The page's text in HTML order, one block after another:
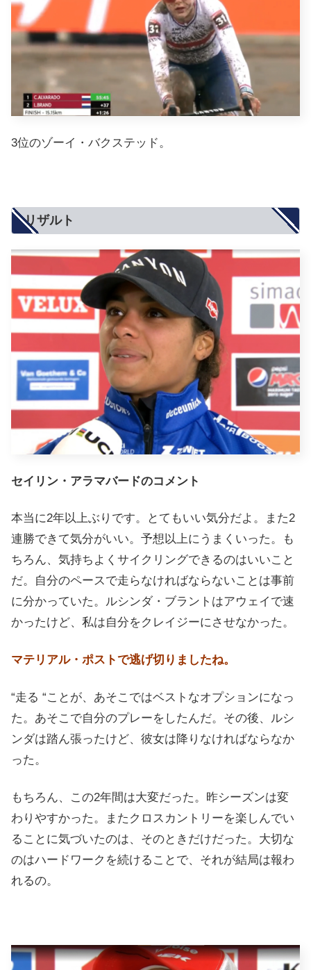
3位のゾーイ・バクステッド。
リザルト
セイリン・アラマバードのコメント
本当に2年以上ぶりです。とてもいい気分だよ。また2
連勝できて気分がいい。予想以上にうまくいった。も
ちろん、気持ちよくサイクリングできるのはいいこと
だ。自分のペースで走らなければならないことは事前
に分かっていた。ルシンダ・ブラントはアウェイで速
かったけど、私は自分をクレイジーにさせなかった。
マテリアル・ポストで逃げ切りましたね。
“走る “ことが、あそこではベストなオプションになっ
た。あそこで自分のプレーをしたんだ。その後、ルシ
ンダは踏ん張ったけど、彼女は降りなければならなか
った。
もちろん、この2年間は大変だった。昨シーズンは変
わりやすかった。またクロスカントリーを楽しんでい
ることに気づいたのは、そのときだけだった。大切な
のはハードワークを続けることで、それが結局は報わ
れるの。